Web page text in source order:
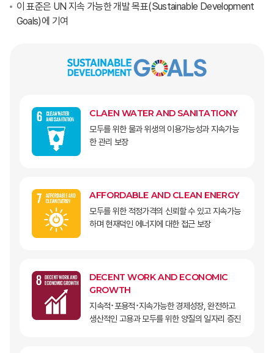
이 표준은 UN 지속 가능한 개발 목표(Sustainable Development
Goals)에 기여
CLAEN WATER AND SANITATIONY
모두를 위한 물과 위생의 이용가능성과 지속가능
한 관리 보장
AFFORDABLE AND CLEAN ENERGY
모두를 위한 적정가격의 신뢰할 수 있고 지속가능
하며 현재덕인 에너지에 대한 접근 보장
DECENT WORK AND ECONOMIC
GROWTH
지속적･포용적･지속가능한 경제성장, 완전하고
생산적인 고용과 모두를 위한 양질의 일자리 증진